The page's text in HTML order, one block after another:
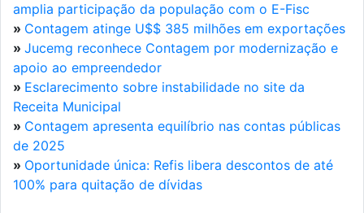
amplia participação da população com o E-Fisc
» Contagem atinge U$$ 385 milhões em exportações
» Jucemg reconhece Contagem por modernização e
apoio ao empreendedor
» Esclarecimento sobre instabilidade no site da
Receita Municipal
» Contagem apresenta equilíbrio nas contas públicas
de 2025
» Oportunidade única: Refis libera descontos de até
100% para quitação de dívidas